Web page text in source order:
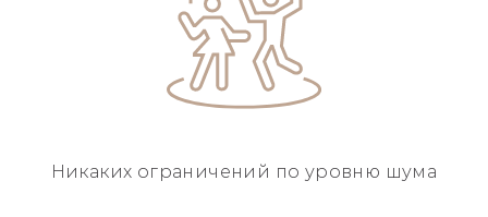
Никаких ограничений по уровню шума